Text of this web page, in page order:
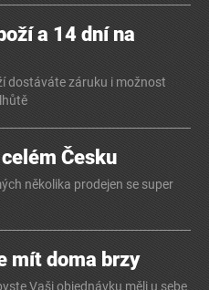
a 14 dní na
dostáváte záruku i možnost
Česku
několika prodejen se super
mít doma brzy
Vaši objednávku měli u sebe